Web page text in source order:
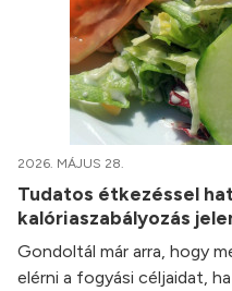
2026. MÁJUS 28.
Tudatos étkezéssel
kalóriaszabályozás
Gondoltál már arra, hogy
elérni a fogyási céljaidat,